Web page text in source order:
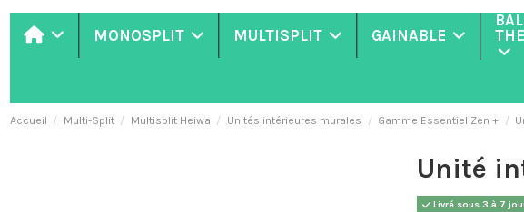
MONOSPLIT MULTISPLIT GAINABLE
Accueil Multi-Split Multisplit Heiwa Unités intérieures murales Gamme Essentiel Zen +
Unité
Livré sous 3 à 7